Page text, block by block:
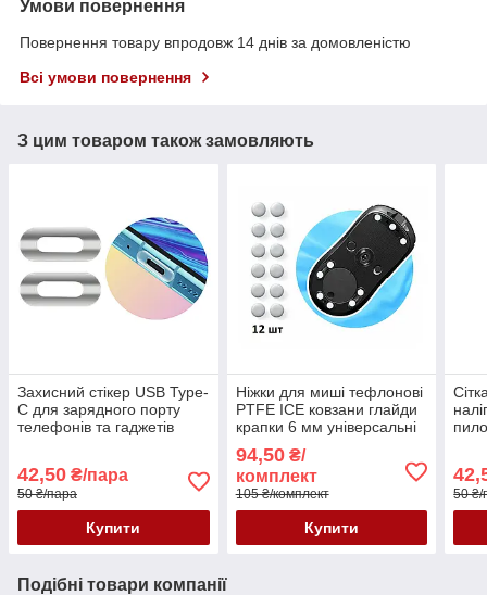
Умови повернення
Повернення товару впродовж 14 днів за домовленістю
Всі умови повернення
З цим товаром також замовляють
Захисний стікер USB Type-
C для зарядного порту
телефонів та гаджетів
42,50 ₴/пара
50 ₴/пара
Купити
Ніжки для миші тефлонові
PTFE ICE ковзани глайди
крапки 6 мм універсальні
94,50₴/
комплект
105 ₴/комплект
Купити
50 ₴/
Подібні товари компанії